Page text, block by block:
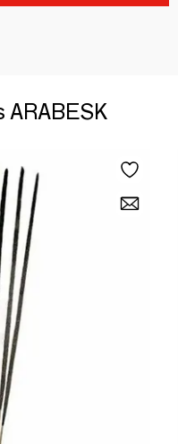
ARABESK